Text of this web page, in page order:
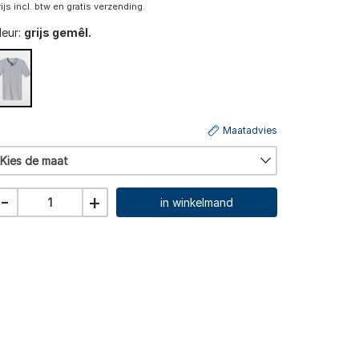
incl. btw en gratis verzending.
grijs gemêl.
Kies de maat
Maatadvies
- + in winkelmand